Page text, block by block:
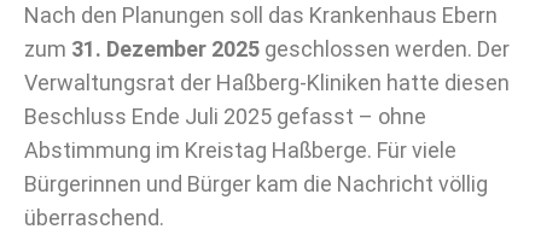
Nach den Planungen soll das Krankenhaus Ebern
zum 31. Dezember 2025 geschlossen werden. Der
Verwaltungsrat der Haßberg-Kliniken hatte diesen
Beschluss Ende Juli 2025 gefasst – ohne
Abstimmung im Kreistag Haßberge. Für viele
Bürgerinnen und Bürger kam die Nachricht völlig
überraschend.